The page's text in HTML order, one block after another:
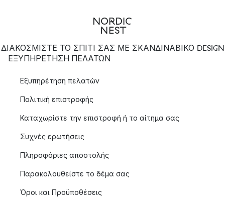
ΔΙΑΚΟΣΜΙΣΤΕ ΤΟ ΣΠΙΤΙ ΣΑΣ ΜΕ ΣΚΑΝΔΙΝΑΒΙΚΟ DESIGN
ΕΞΥΠΗΡΈΤΗΣΗ ΠΕΛΑΤΏΝ
Εξυπηρέτηση πελατών
Πολιτική επιστροφής
Καταχωρίστε την επιστροφή ή το αίτημα σας
Συχνές ερωτήσεις
Πληροφόριες αποστολής
Παρακολουθείστε το δέμα σας
Όροι και Προϋποθέσεις